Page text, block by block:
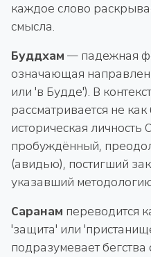
каждое слово
смысла.
Буддхам — падежная
означающая
или 'в Будде'). В
рассматривается не
историческая
пробуждённый,
(авидью), постигший
указавший
Саранам переводится
'защита' или
подразумевает бегства